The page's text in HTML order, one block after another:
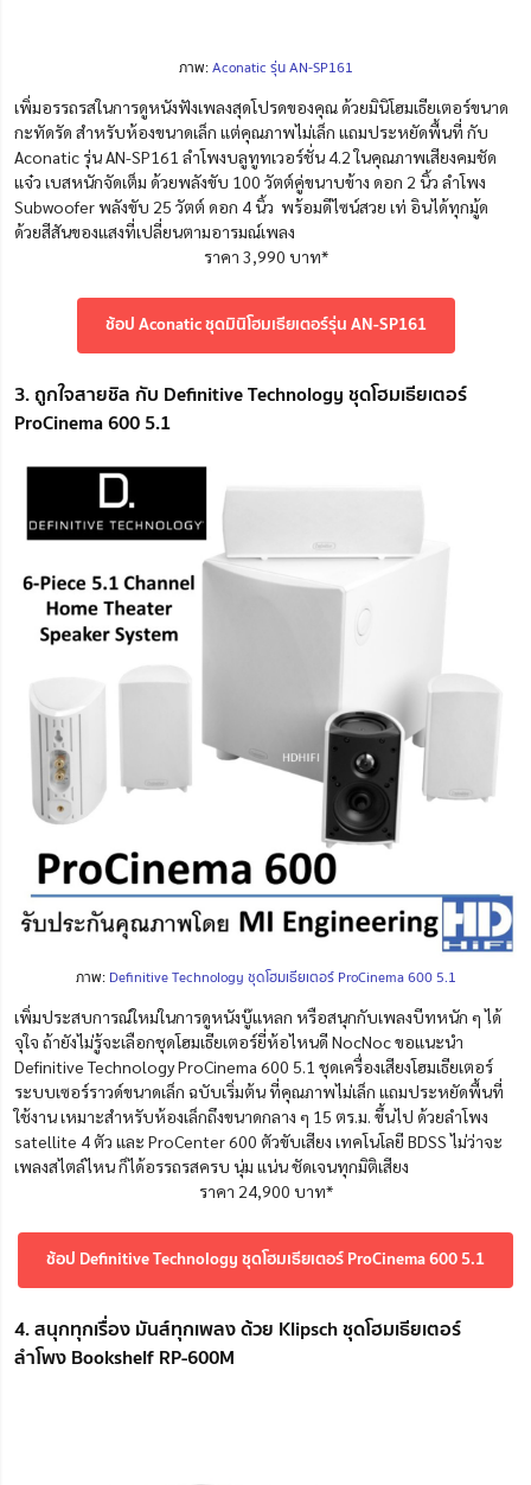
ภาพ:Aconatic รุ่น AN-SP161
เพิ่มอรรถรสในการดูหนังฟังเพลงสุดโปรดของคุณ ด้วยมินิโฮมเธียเตอร์ขนาด
กะทัดรัด สำหรับห้องขนาดเล็ก แต่คุณภาพไม่เล็ก แถมประหยัดพื้นที่ กับ
Aconatic รุ่น AN-SP161 ลำโพงบลูทูทเวอร์ชั่น 4.2 ในคุณภาพเสียงคมชัด
แจ๋ว เบสหนักจัดเต็ม ด้วยพลังขับ 100 วัตต์คู่ขนาบข้าง ดอก 2 นิ้ว ลำโพง
Subwoofer พลังขับ 25 วัตต์ ดอก 4 นิ้ว พร้อมดีไซน์สวย เท่ อินได้ทุกมู้ด
ด้วยสีสันของแสงที่เปลี่ยนตามอารมณ์เพลง
ราคา 3,990 บาท*
ช้อป Aconatic ชุดมินิโฮมเธียเตอร์รุ่น AN-SP161
3. ถูกใจสายชิล กับ Definitive Technology ชุดโฮมเธียเตอร์
ProCinema 600 5.1
ภาพ:Definitive Technology ชุดโฮมเธียเตอร์ ProCinema 600 5.1
เพิ่มประสบการณ์ใหม่ในการดูหนังบู๊แหลก หรือสนุกกับเพลงบีทหนัก ๆ ได้
จุใจ ถ้ายังไม่รู้จะเลือกชุดโฮมเธียเตอร์ยี่ห้อไหนดี NocNoc ขอแนะนำ
Definitive Technology ProCinema 600 5.1 ชุดเครื่องเสียงโฮมเธียเตอร์
ระบบเซอร์ราวด์ขนาดเล็ก ฉบับเริ่มต้น ที่คุณภาพไม่เล็ก แถมประหยัดพื้นที่
ใช้งานเหมาะสำหรับห้องเล็กถึงขนาดกลาง ๆ 15 ตร.ม. ขึ้นไป ด้วยลำโพง
satellite 4 ตัว และ ProCenter 600 ตัวขับเสียง เทคโนโลยี BDSS ไม่ว่าจะ
เพลงสไตล์ไหน ก็ได้อรรถรสครบ นุ่ม แน่น ชัดเจนทุกมิติเสียง
ราคา 24,900 บาท*
ช้อป Definitive Technology ชุดโฮมเธียเตอร์ ProCinema 600 5.1
4. สนุกทุกเรื่อง มันส์ทุกเพลง ด้วย Klipsch ชุดโฮมเธียเตอร์
ลำโพง Bookshelf RP-600M